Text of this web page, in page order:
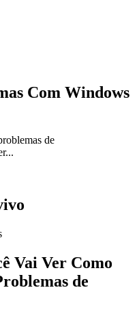
Com Windows
de
Vai Ver Como
de